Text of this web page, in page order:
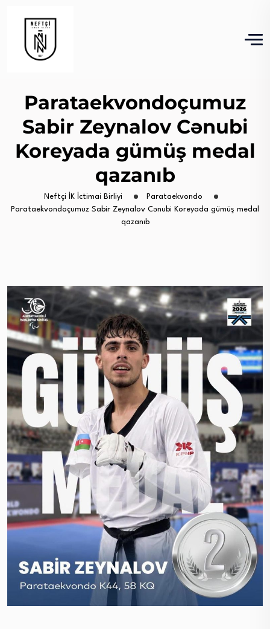
Parataekvondoçumuz
Sabir Zeynalov Cənubi
Koreyada gümüş medal
qazanıb
Neftçi İK İctimai Birliyi
Parataekvondo
Parataekvondoçumuz Sabir Zeynalov Cənubi Koreyada gümüş medal
qazanıb